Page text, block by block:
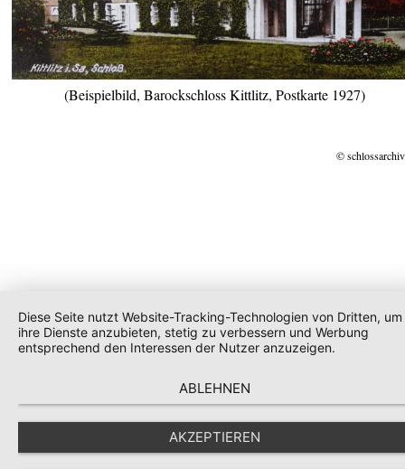
(Beispielbild, Barockschloss Kittlitz, Postkarte 1927)
©
Diese Seite nutzt Website-Tracking-Technologien von Dritten, um
ihre Dienste anzubieten, stetig zu verbessern und Werbung
entsprechend den Interessen der Nutzer anzuzeigen.
ABLEHNEN
AKZEPTIEREN